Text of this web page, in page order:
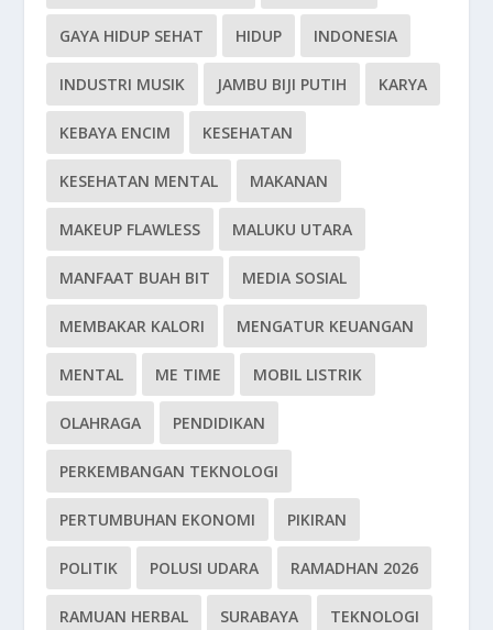
GAYA HIDUP SEHAT HIDUP INDONESIA
INDUSTRI MUSIK JAMBU BIJI PUTIH KARYA
KEBAYA ENCIM KESEHATAN
KESEHATAN MENTAL MAKANAN
MAKEUP FLAWLESS MALUKU UTARA
MANFAAT BUAH BIT MEDIA SOSIAL
MEMBAKAR KALORI MENGATUR KEUANGAN
MENTAL ME TIME MOBIL LISTRIK
OLAHRAGA PENDIDIKAN
PERKEMBANGAN TEKNOLOGI
PERTUMBUHAN EKONOMI PIKIRAN
POLITIK POLUSI UDARA RAMADHAN 2026
RAMUAN HERBAL SURABAYA TEKNOLOGI